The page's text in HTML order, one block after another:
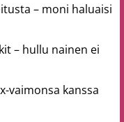
– moni haluaisi
– hullu nainen ei
vaimonsa kanssa